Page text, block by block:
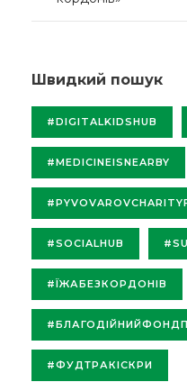
Швидкий пошук
#DIGITALKIDSHUB
#MEDICINEISNEARBY
#SOCIALHUB
#ЇЖАБЕЗКОРДОНІВ
#ФУДТРАКІСКРИ